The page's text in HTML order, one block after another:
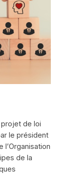
projet de loi
le président
l’Organisation
de la